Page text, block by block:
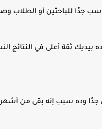
جدًا للباحثين أو الطلاب
بيديك ثقة أعلى في النتائج
وده سبب إنه بقى من أشهر